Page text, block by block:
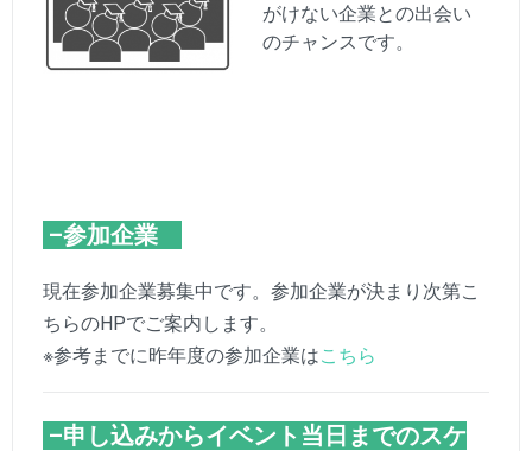
がけない企業との出会い
のチャンスです。
–参加企業
現在参加企業募集中です。参加企業が決まり次第こ
ちらのHPでご案内します。
※参考までに昨年度の参加企業はこちら
–申し込みからイベント当日までのスケ